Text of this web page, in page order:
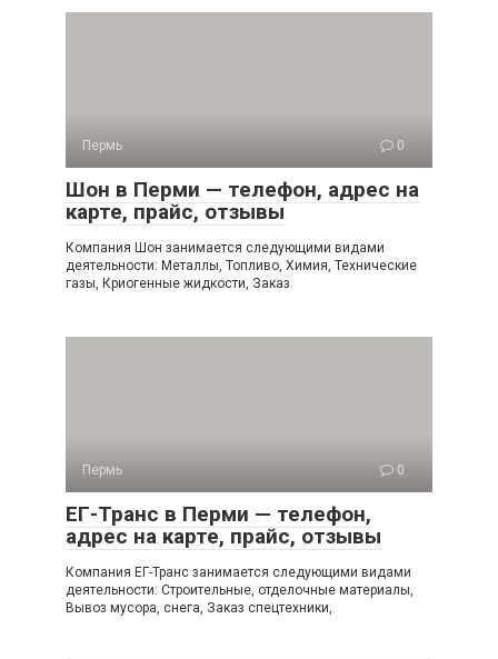
Пермь 0
Шон в Перми — телефон, адрес на
карте, прайс, отзывы
Компания Шон занимается следующими видами
деятельности: Металлы, Топливо, Химия, Технические
газы, Криогенные жидкости, Заказ
Пермь 0
ЕГ-Транс в Перми — телефон,
адрес на карте, прайс, отзывы
Компания ЕГ-Транс занимается следующими видами
деятельности: Строительные, отделочные материалы,
Вывоз мусора, снега, Заказ спецтехники,